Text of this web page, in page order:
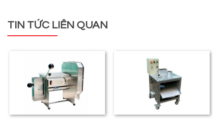
TIN TỨC LIÊN QUAN